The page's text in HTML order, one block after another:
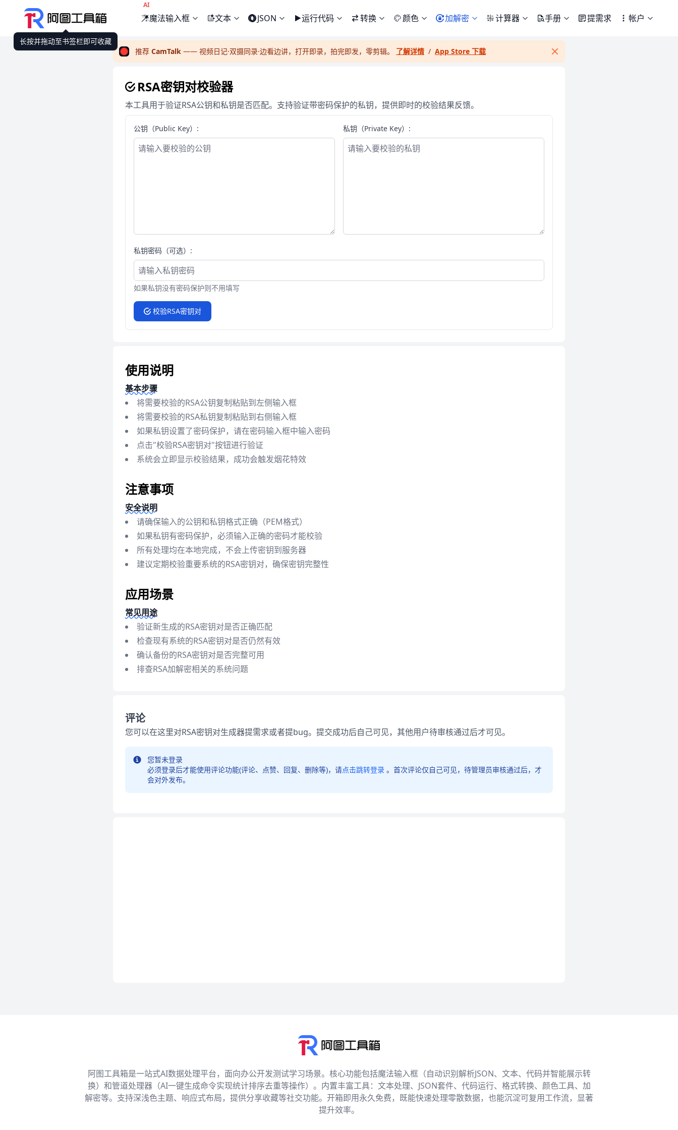
魔法输入框
AI
文本 JSON 运行代码 转换 颜色 加解密 计算器 手册 提需求 帐户
长按并拖动至书签栏即可收藏
推荐 CamTalk —— 视频日记·双摄同录·边看边讲，打开即录，拍完即发，零剪辑。 了解详情 / App Store 下载 Close
RSA密钥对校验器
本工具用于验证RSA公钥和私钥是否匹配。支持验证带密码保护的私钥，提供即时的校验结果反馈。
公钥（Public Key）: 私钥（Private Key）:
私钥密码（可选）:
如果私钥没有密码保护则不用填写
校验RSA密钥对
使用说明
基本步骤
将需要校验的RSA公钥复制粘贴到左侧输入框
将需要校验的RSA私钥复制粘贴到右侧输入框
如果私钥设置了密码保护，请在密码输入框中输入密码
点击"校验RSA密钥对"按钮进行验证
系统会立即显示校验结果，成功会触发烟花特效
注意事项
安全说明
请确保输入的公钥和私钥格式正确（PEM格式）
如果私钥有密码保护，必须输入正确的密码才能校验
所有处理均在本地完成，不会上传密钥到服务器
建议定期校验重要系统的RSA密钥对，确保密钥完整性
应用场景
常见用途
验证新生成的RSA密钥对是否正确匹配
检查现有系统的RSA密钥对是否仍然有效
确认备份的RSA密钥对是否完整可用
排查RSA加解密相关的系统问题
评论
您可以在这里对RSA密钥对生成器提需求或者提bug。提交成功后自己可见，其他用户待审核通过后才可见。
您暂未登录
必须登录后才能使用评论功能(评论、点赞、回复、删除等)，请点击跳转登录 。首次评论仅自己可见，待管理员审核通过后，才
会对外发布。
阿图工具箱是一站式AI数据处理平台，面向办公开发测试学习场景。核心功能包括魔法输入框（自动识别解析JSON、文本、代码并智能展示转
换）和管道处理器（AI一键生成命令实现统计排序去重等操作）。内置丰富工具：文本处理、JSON套件、代码运行、格式转换、颜色工具、加
解密等。支持深浅色主题、响应式布局，提供分享收藏等社交功能。开箱即用永久免费，既能快速处理零散数据，也能沉淀可复用工作流，显著
提升效率。